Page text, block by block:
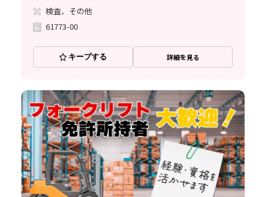
検査、その他
61773-00
キープする 詳細を見る